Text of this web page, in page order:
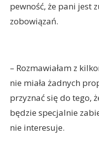
pewność, że pani jest
zobowiązań.
– Rozmawiałam z
nie miała żadnych
przyznać się do tego,
będzie specjalnie
nie interesuje.